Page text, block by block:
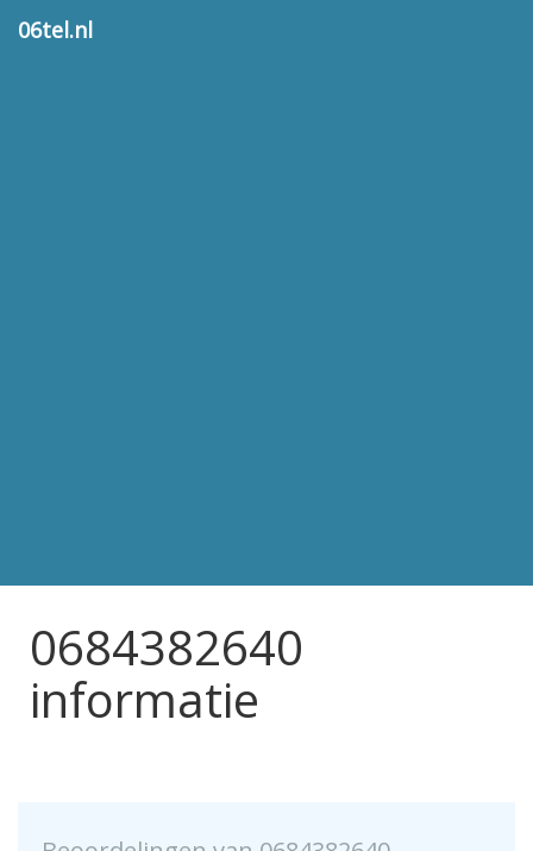
06tel.nl
0684382640
informatie